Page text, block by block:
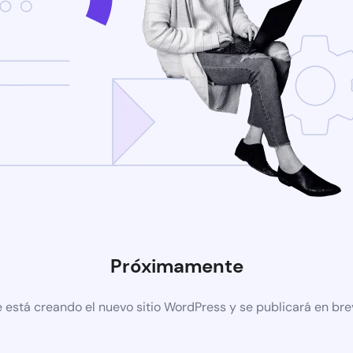
Próximamente
está creando el nuevo sitio WordPress y se publicará en